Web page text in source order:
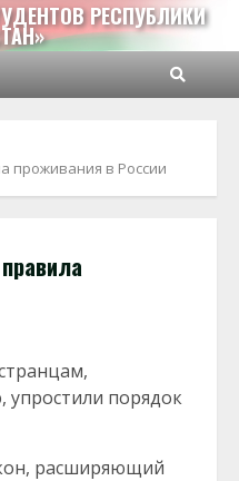
РЕСПУБЛИКИ
проживания в России
порядок
расширяющий